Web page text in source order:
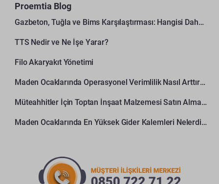
Proemtia Blog
Gazbeton, Tuğla ve Bims Karşılaştırması: Hangisi Daha Avantajlı?
TTS Nedir ve Ne İşe Yarar?
Filo Akaryakıt Yönetimi
Maden Ocaklarında Operasyonel Verimlilik Nasıl Arttırılır?
Müteahhitler İçin Toptan İnşaat Malzemesi Satın Alma Rehberi
Maden Ocaklarında En Yüksek Gider Kalemleri Nelerdir?